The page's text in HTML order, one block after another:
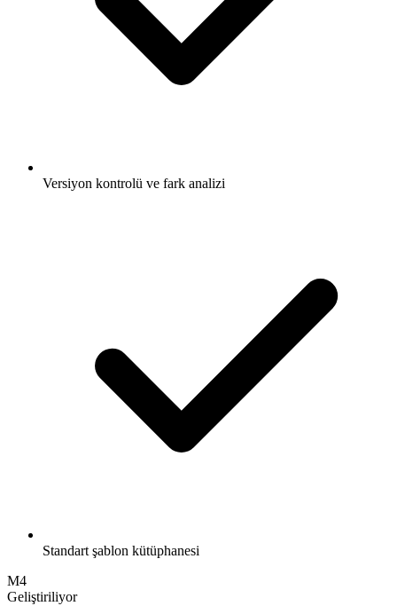
Versiyon kontrolü ve fark analizi
Standart şablon kütüphanesi
M4
Geliştiriliyor